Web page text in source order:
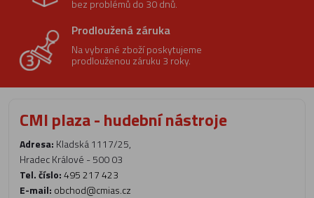
bez problémů do 30 dnů.
Prodloužená záruka
Na vybrané zboží poskytujeme
prodlouženou záruku 3 roky.
CMI plaza - hudební nástroje
Adresa: Kladská 1117/25,
Hradec Králové - 500 03
Tel. číslo:495 217 423
E-mail: obchod@cmias.cz